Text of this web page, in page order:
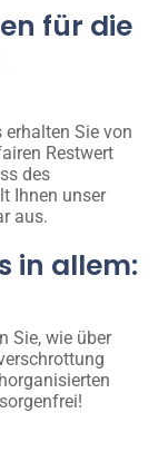
für die
erhalten Sie von
Restwert
des
Ihnen unser
aus.
in allem:
Sie, wie über